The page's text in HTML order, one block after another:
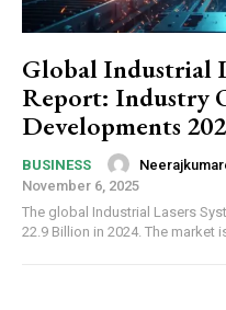
Global Industrial
Report: Industry
Developments
BUSINESS
November 6, 2025
The global Industrial Lasers
22.9 Billion in 2024. The market